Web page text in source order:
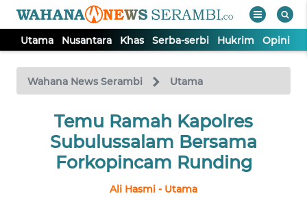
Utama Nusantara Khas Serba-serbi Hukrim Opini
Wahana News Serambi Utama
Temu Ramah Kapolres
Subulussalam Bersama
Forkopincam Runding
Ali Hasmi - Utama
TV
Tutup
NUSANTARA